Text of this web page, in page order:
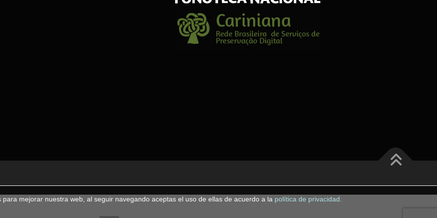
mejorar nuestra web, al seguir navegando aceptas el uso de ellas de acuerdo a la política de privacidad.